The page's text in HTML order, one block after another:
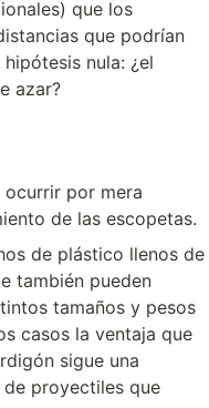
que los
que podrían
nula: ¿el
azar?
ocurrir por mera
de las escopetas.
de plástico llenos de
también pueden
tamaños y pesos
casos la ventaja que
sigue una
proyectiles que